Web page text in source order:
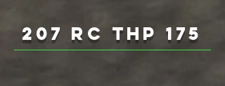
207 RC THP 175